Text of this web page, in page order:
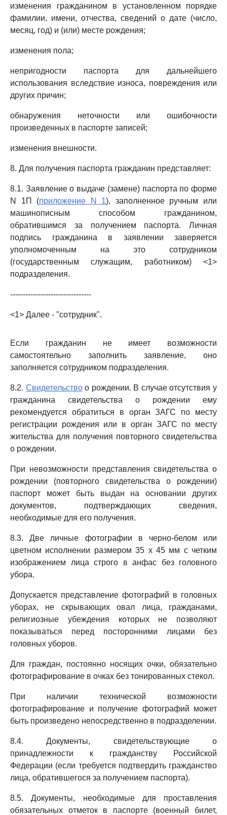
изменения гражданином в установленном порядке
фамилии, имени, отчества, сведений о дате (число,
месяц, год) и (или) месте рождения;
изменения пола;
непригодности паспорта для дальнейшего
использования вследствие износа, повреждения или
других причин;
обнаружения неточности или ошибочности
произведенных в паспорте записей;
изменения внешности.
8. Для получения паспорта гражданин представляет:
8.1. Заявление о выдаче (замене) паспорта по форме
N 1П (приложение N 1), заполненное ручным или
машинописным способом гражданином,
обратившимся за получением паспорта. Личная
подпись гражданина в заявлении заверяется
уполномоченным на это сотрудником
(государственным служащим, работником) <1>
подразделения.
--------------------------------
<1> Далее - "сотрудник".
Если гражданин не имеет возможности
самостоятельно заполнить заявление, оно
заполняется сотрудником подразделения.
8.2. Свидетельствоо рождении. В случае отсутствия у
гражданина свидетельства о рождении ему
рекомендуется обратиться в орган ЗАГС по месту
регистрации рождения или в орган ЗАГС по месту
жительства для получения повторного свидетельства
о рождении.
При невозможности представления свидетельства о
рождении (повторного свидетельства о рождении)
паспорт может быть выдан на основании других
документов, подтверждающих сведения,
необходимые для его получения.
8.3. Две личные фотографии в черно-белом или
цветном исполнении размером 35 x 45 мм с четким
изображением лица строго в анфас без головного
убора.
Допускается представление фотографий в головных
уборах, не скрывающих овал лица, гражданами,
религиозные убеждения которых не позволяют
показываться перед посторонними лицами без
головных уборов.
Для граждан, постоянно носящих очки, обязательно
фотографирование в очках без тонированных стекол.
При наличии технической возможности
фотографирование и получение фотографий может
быть произведено непосредственно в подразделении.
8.4. Документы, свидетельствующие о
принадлежности к гражданству Российской
Федерации (если требуется подтвердить гражданство
лица, обратившегося за получением паспорта).
8.5. Документы, необходимые для проставления
обязательных отметок в паспорте (военный билет,